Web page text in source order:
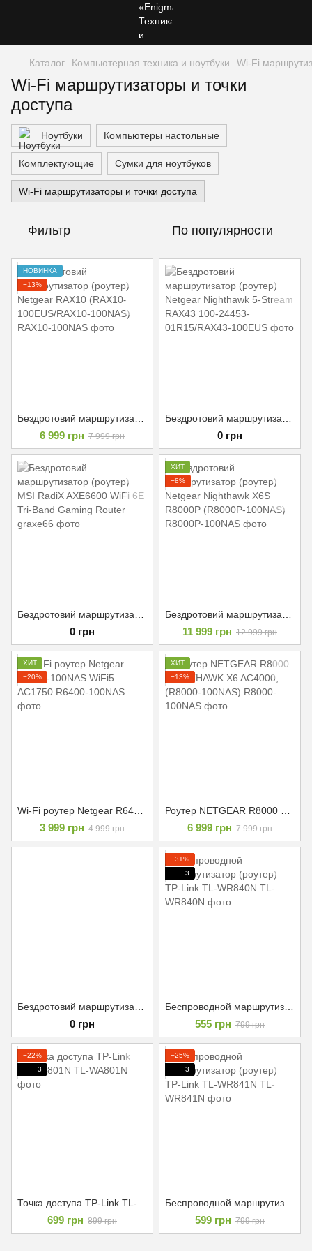
Каталог Компьютерная техника и ноутбуки Wi-Fi
Wi-Fi маршрутизаторы и точки
доступа
Ноутбуки Компьютеры настольные
Комплектующие Сумки для ноутбуков
Wi-Fi маршрутизаторы и точки доступа
Фильтр По популярности
НОВИНКА
−13%
6 999 грн 7 999 грн 0 грн
0 грн
ХИТ
−8%
11 999 грн 12 999 грн
ХИТ
−20%
3 999 грн 4 999 грн
ХИТ
−13%
6 999 грн 7 999 грн
0 грн
−31%
3
555 грн 799 грн
−22%
3
699 грн 899 грн
−25%
3
599 грн 799 грн